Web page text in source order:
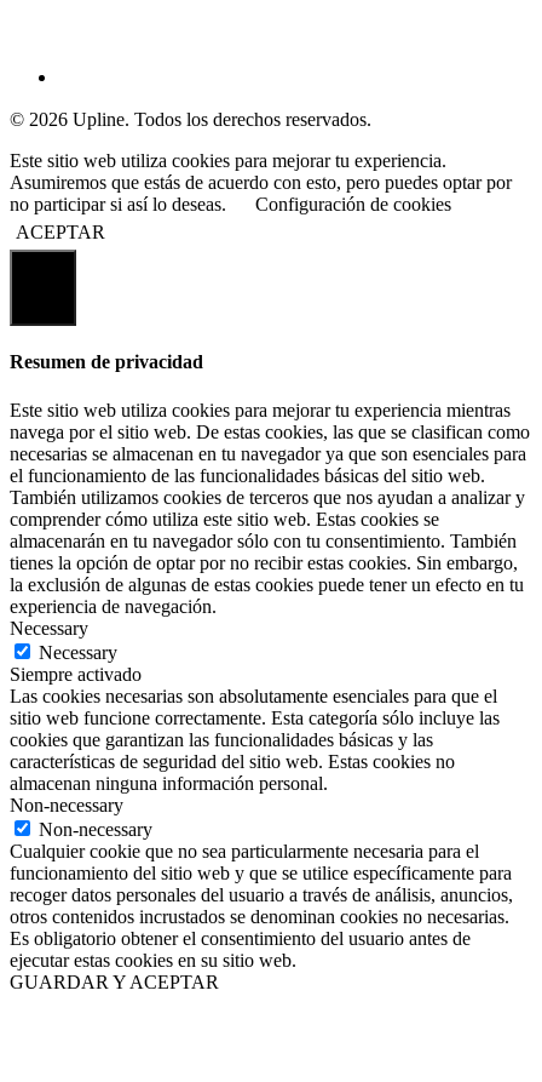
© 2026 Upline. Todos los derechos reservados.
Este sitio web utiliza cookies para mejorar tu experiencia.
Asumiremos que estás de acuerdo con esto, pero puedes optar por
no participar si así lo deseas.
Configuración de cookies
ACEPTAR
Resumen de privacidad
Este sitio web utiliza cookies para mejorar tu experiencia mientras
navega por el sitio web. De estas cookies, las que se clasifican como
necesarias se almacenan en tu navegador ya que son esenciales para
el funcionamiento de las funcionalidades básicas del sitio web.
También utilizamos cookies de terceros que nos ayudan a analizar y
comprender cómo utiliza este sitio web. Estas cookies se
almacenarán en tu navegador sólo con tu consentimiento. También
tienes la opción de optar por no recibir estas cookies. Sin embargo,
la exclusión de algunas de estas cookies puede tener un efecto en tu
experiencia de navegación.
Necessary
Necessary
Siempre activado
Las cookies necesarias son absolutamente esenciales para que el
sitio web funcione correctamente. Esta categoría sólo incluye las
cookies que garantizan las funcionalidades básicas y las
características de seguridad del sitio web. Estas cookies no
almacenan ninguna información personal.
Non-necessary
Non-necessary
Cualquier cookie que no sea particularmente necesaria para el
funcionamiento del sitio web y que se utilice específicamente para
recoger datos personales del usuario a través de análisis, anuncios,
otros contenidos incrustados se denominan cookies no necesarias.
Es obligatorio obtener el consentimiento del usuario antes de
ejecutar estas cookies en su sitio web.
GUARDAR Y ACEPTAR